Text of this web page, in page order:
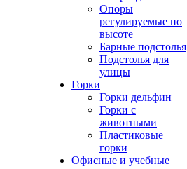
Опоры
регулируемые по
высоте
Барные подстолья
Подстолья для
улицы
Горки
Горки дельфин
Горки с
животными
Пластиковые
горки
Офисные и учебные